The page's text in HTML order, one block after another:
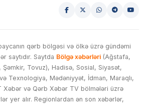
qərb bölgəsi və ölkə üzrə gündəmi
saytıdır. Saytda Bölgə xəbərləri (Ağstafa,
Şəmkir, Tovuz), Hadisə, Sosial, Siyasət,
Texnologiya, Mədəniyyət, İdman, Maraqlı,
Xəbər və Qərb Xəbər TV bölmələri üzrə
yer alır. Regionlardan ən son xəbərlər,